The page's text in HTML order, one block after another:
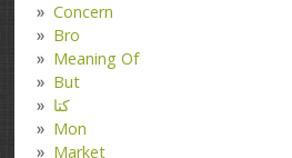
Concern
Bro
Meaning Of
But
کتا
Mon
Market